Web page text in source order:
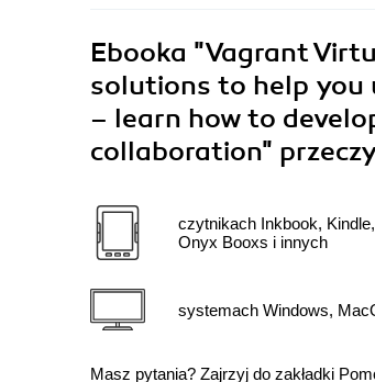
Ebooka "Vagrant
solutions to help
– learn how to
collaboration"
czytnikach Inkbook,
Onyx Booxs i innych
systemach Windows,
Masz pytania? Zajrzyj do zakładki